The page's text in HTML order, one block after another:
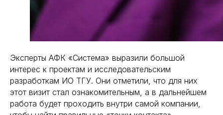
Эксперты АФК «Система» выразили большой
интерес к проектам и исследовательским
разработкам ИО ТГУ. Они отметили, что для них
этот визит стал ознакомительным, а в дальнейшем
работа будет проходить внутри самой компании,